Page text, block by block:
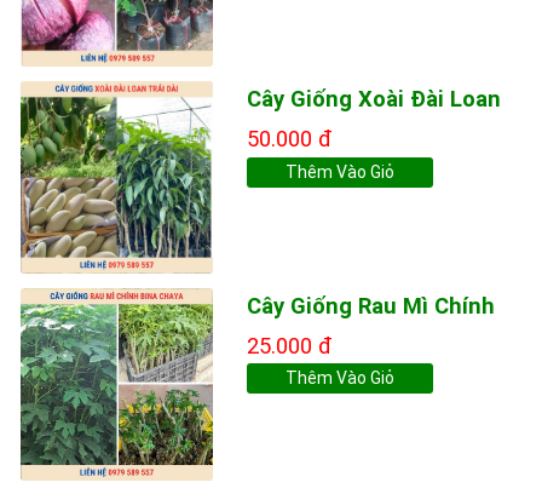
Cây Giống Xoài Đài Loan
50.000 đ
Thêm Vào Giỏ
Cây Giống Rau Mì Chính
25.000 đ
Thêm Vào Giỏ